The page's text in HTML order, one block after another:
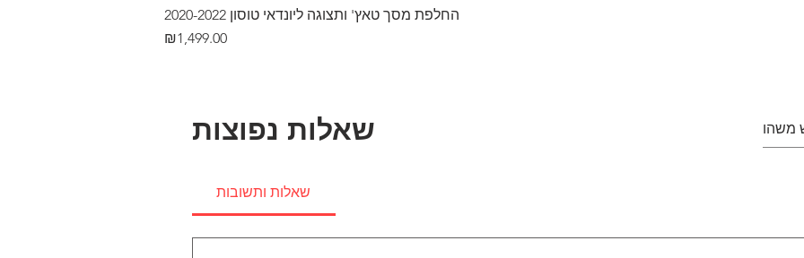
החלפת מסך טאץ' ותצוגה ליונדאי טוסון 2020-2022
Price
₪1,499.00
שאלות נפוצות
שאלות ותשובות